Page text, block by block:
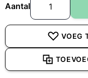
Aantal
VOEG